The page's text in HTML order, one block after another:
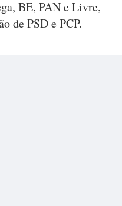
BE, PAN e Livre,
de PSD e PCP.